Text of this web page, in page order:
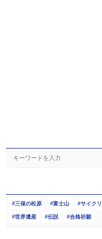
三保の松原 富士山 サイク
世界遺産 伝説 合格祈願